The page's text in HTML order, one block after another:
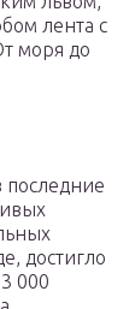
лента с
моря до
достигло
000